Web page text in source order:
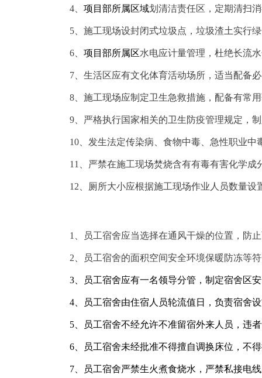
4、 项目部所属区域划清洁责任区，定期清扫
5、施工现场设封闭式垃圾点，垃圾渣土实行
6、 项目部所属区水电应计量管理，杜绝长流
7、生活区应有文化体育活动场所，适当配备
8、施工现场应制定卫生急救措施，配备有常
9、严格执行国家相关的卫生防疫管理规定，
10、发生法定传染病、食物中毒、急性职业
11、严禁在施工现场焚烧含有有毒有害化学
12、厕所大小应根据施工现场作业人员数量
1、 员工宿舍应当选择在通风干燥的位置，防
2、员工宿舍的面积空间安全环境保暖防冻等
3、员工宿舍应有一名领导分管，制定宿舍区
4、员工宿舍由住宿人员轮流值日，负责宿舍
5、员工宿舍不经允许不准留宿外来人员，违
6、员工宿舍未经批准不得擅自调换床位， 不得
7、员工宿舍严禁生火煮食烧水，严禁私接电